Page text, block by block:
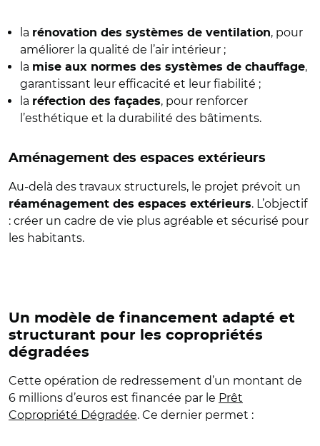
la rénovation des systèmes de ventilation, pour
améliorer la qualité de l’air intérieur ;
la mise aux normes des systèmes de chauffage,
garantissant leur efficacité et leur fiabilité ;
la réfection des façades, pour renforcer
l’esthétique et la durabilité des bâtiments.
Aménagement des espaces extérieurs
Au-delà des travaux structurels, le projet prévoit un
réaménagement des espaces extérieurs. L’objectif
: créer un cadre de vie plus agréable et sécurisé pour
les habitants.
Un modèle de financement adapté et
structurant pour les copropriétés
dégradées
Cette opération de redressement d’un montant de
6 millions d’euros est financée par le Prêt
Copropriété Dégradée. Ce dernier permet :